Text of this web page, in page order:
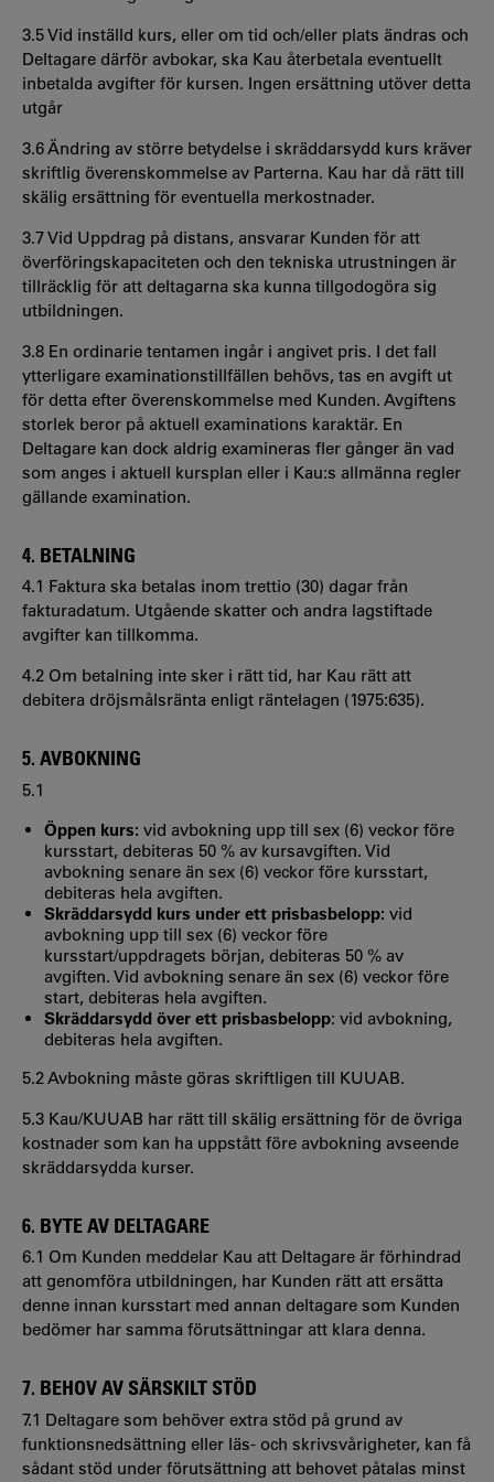
3.5 Vid inställd kurs, eller om tid och/eller plats ändras och
Deltagare därför avbokar, ska Kau återbetala eventuellt
inbetalda avgifter för kursen. Ingen ersättning utöver detta
utgår
3.6 Ändring av större betydelse i skräddarsydd kurs kräver
skriftlig överenskommelse av Parterna. Kau har då rätt till
skälig ersättning för eventuella merkostnader.
3.7 Vid Uppdrag på distans, ansvarar Kunden för att
överföringskapaciteten och den tekniska utrustningen är
tillräcklig för att deltagarna ska kunna tillgodogöra sig
utbildningen.
3.8 En ordinarie tentamen ingår i angivet pris. I det fall
ytterligare examinationstillfällen behövs, tas en avgift ut
för detta efter överenskommelse med Kunden. Avgiftens
storlek beror på aktuell examinations karaktär. En
Deltagare kan dock aldrig examineras fler gånger än vad
som anges i aktuell kursplan eller i Kau:s allmänna regler
gällande examination.
4. BETALNING
4.1 Faktura ska betalas inom trettio (30) dagar från
fakturadatum. Utgående skatter och andra lagstiftade
avgifter kan tillkomma.
4.2 Om betalning inte sker i rätt tid, har Kau rätt att
debitera dröjsmålsränta enligt räntelagen (1975:635).
5. AVBOKNING
5.1
Öppen kurs: vid avbokning upp till sex (6) veckor före
kursstart, debiteras 50 % av kursavgiften. Vid
avbokning senare än sex (6) veckor före kursstart,
debiteras hela avgiften.
Skräddarsydd kurs under ett prisbasbelopp: vid
avbokning upp till sex (6) veckor före
kursstart/uppdragets början, debiteras 50 % av
avgiften. Vid avbokning senare än sex (6) veckor före
start, debiteras hela avgiften.
Skräddarsydd över ett prisbasbelopp: vid avbokning,
debiteras hela avgiften.
5.2 Avbokning måste göras skriftligen till KUUAB.
5.3 Kau/KUUAB har rätt till skälig ersättning för de övriga
kostnader som kan ha uppstått före avbokning avseende
skräddarsydda kurser.
6. BYTE AV DELTAGARE
6.1 Om Kunden meddelar Kau att Deltagare är förhindrad
att genomföra utbildningen, har Kunden rätt att ersätta
denne innan kursstart med annan deltagare som Kunden
bedömer har samma förutsättningar att klara denna.
7. BEHOV AV SÄRSKILT STÖD
7.1 Deltagare som behöver extra stöd på grund av
funktionsnedsättning eller läs- och skrivsvårigheter, kan få
sådant stöd under förutsättning att behovet påtalas minst